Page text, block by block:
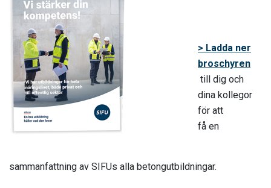
> Ladda ner
broschyren
till dig och
dina kollegor
för att
få en
sammanfattning av SIFUs alla betongutbildningar.